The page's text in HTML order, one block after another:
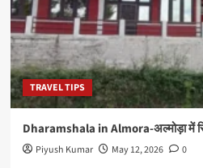
TRAVEL TIPS
Dharamshala in Almora-अल्मोड़ा में
Piyush Kumar May 12, 2026 0